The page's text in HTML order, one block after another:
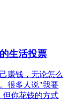
生活投票
赚钱，无论怎么
很多人说"我要
但你花钱的方式